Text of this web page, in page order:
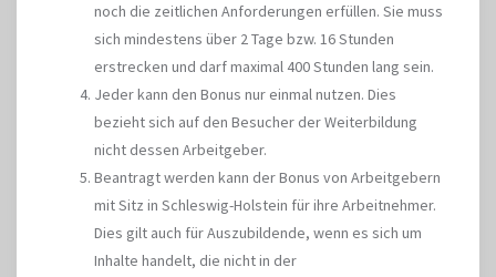
noch die zeitlichen Anforderungen erfüllen. Sie muss
sich mindestens über 2 Tage bzw. 16 Stunden
erstrecken und darf maximal 400 Stunden lang sein.
Jeder kann den Bonus nur einmal nutzen. Dies
bezieht sich auf den Besucher der Weiterbildung
nicht dessen Arbeitgeber.
Beantragt werden kann der Bonus von Arbeitgebern
mit Sitz in Schleswig-Holstein für ihre Arbeitnehmer.
Dies gilt auch für Auszubildende, wenn es sich um
Inhalte handelt, die nicht in der